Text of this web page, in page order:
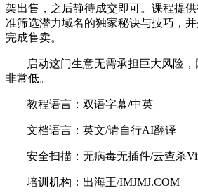
架出售，之后静待成交即可。课程提
准筛选潜力域名的独家秘诀与技巧，
完成售卖。
启动这门生意无需承担巨大风险
非常低。
教程语言：双语字幕/中英
文档语言：英文/请自行AI翻译
安全扫描：无病毒无插件/云查杀
培训机构：出海王/IMJMJ.COM